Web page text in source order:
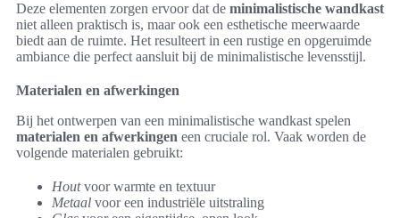
Deze elementen zorgen ervoor dat de minimalistische wandkast
niet alleen praktisch is, maar ook een esthetische meerwaarde
biedt aan de ruimte. Het resulteert in een rustige en opgeruimde
ambiance die perfect aansluit bij de minimalistische levensstijl.
Materialen en afwerkingen
Bij het ontwerpen van een minimalistische wandkast spelen
materialen en afwerkingen een cruciale rol. Vaak worden de
volgende materialen gebruikt:
Houtvoor warmte en textuur
Metaal voor een industriële uitstraling